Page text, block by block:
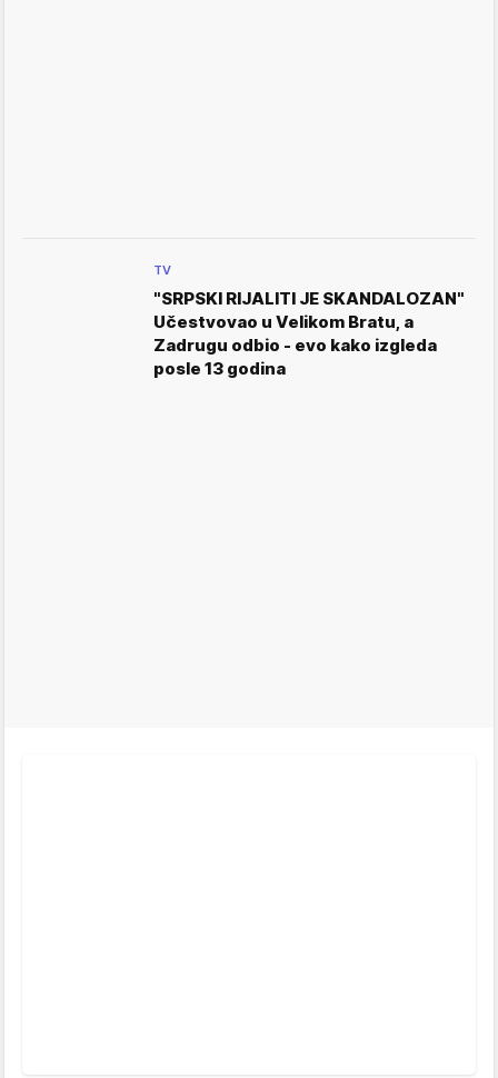
TV
"SRPSKI RIJALITI JE SKANDALOZAN"
Učestvovao u Velikom Bratu, a
Zadrugu odbio - evo kako izgleda
posle 13 godina